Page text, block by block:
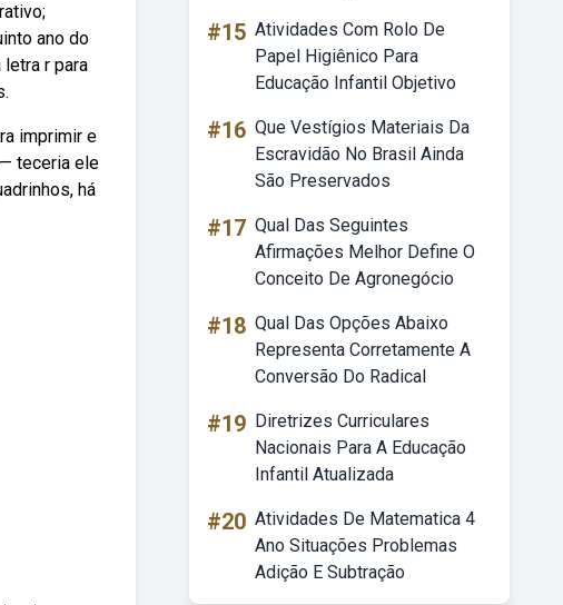
ano do
r para
imprimir e
teceria ele
há
#15 Atividades Com Rolo De
Papel Higiênico Para
Educação Infantil Objetivo
#16 Que Vestígios Materiais Da
Escravidão No Brasil Ainda
São Preservados
#17 Qual Das Seguintes
Afirmações Melhor Define O
Conceito De Agronegócio
#18 Qual Das Opções Abaixo
Representa Corretamente A
Conversão Do Radical
#19 Diretrizes Curriculares
Nacionais Para A Educação
Infantil Atualizada
#20 Atividades De Matematica 4
Ano Situações Problemas
Adição E Subtração